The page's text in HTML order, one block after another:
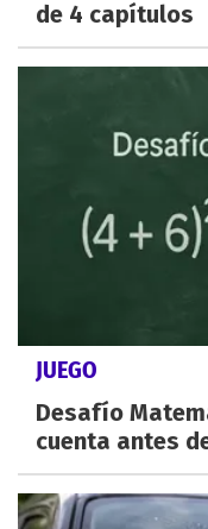
de 4 capítulos
JUEGO
Desafío
cuenta antes